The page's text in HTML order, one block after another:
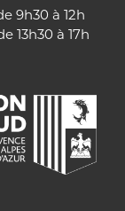
9h30 à 12h
13h30 à 17h